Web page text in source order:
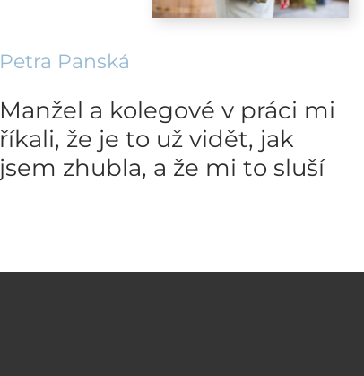
Petra Panská
Manžel a kolegové v práci mi
říkali, že je to už vidět, jak
jsem zhubla, a že mi to sluší